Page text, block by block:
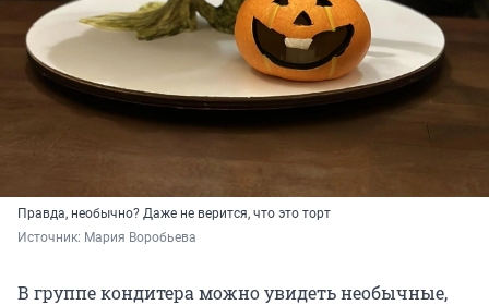
Правда, необычно? Даже не верится, что это торт
Источник: Мария Воробьева
В группе кондитера можно увидеть необычные,